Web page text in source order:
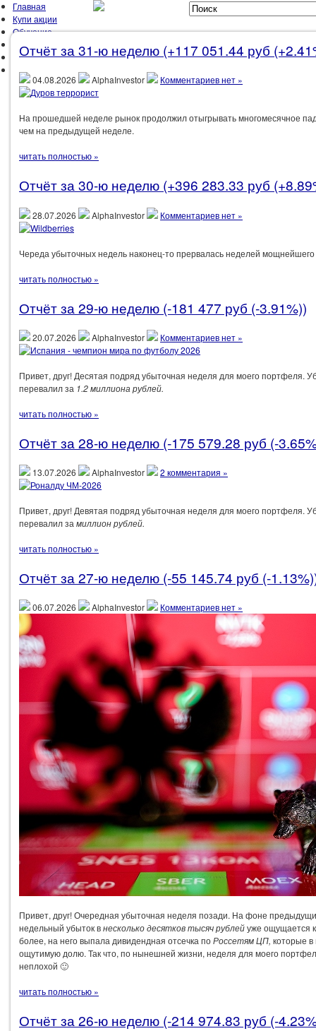
Главная
Купи акции
Обучение
Мой Портфель
Об Авторе
Контакты
ЗАРАБОТОК
Отчёт за 31-ю неделю (+117 051.44 руб
04.08.2026 AlphaInvestor Комментариев нет »
На прошедшей неделе рынок продолжил отыгрывать многомесячное
чем на предыдущей неделе.
читать полностью »
Отчёт за 30-ю неделю (+396 283.33 руб
28.07.2026 AlphaInvestor Комментариев нет »
Череда убыточных недель наконец-то прервалась неделей мощнейшего
читать полностью »
Отчёт за 29-ю неделю (-181 477 руб (-3.91%))
20.07.2026 AlphaInvestor Комментариев нет »
Привет, друг! Десятая подряд убыточная неделя для моего портфеля.
перевалил за 1.2 миллиона рублей.
читать полностью »
Отчёт за 28-ю неделю (-175 579.28 руб (-
13.07.2026 AlphaInvestor 2 комментария »
Привет, друг! Девятая подряд убыточная неделя для моего портфеля.
перевалил за миллион рублей.
читать полностью »
Отчёт за 27-ю неделю (-55 145.74 руб (-
06.07.2026 AlphaInvestor Комментариев нет »
Привет, друг! Очередная убыточная неделя позади. На фоне
недельный убыток внесколько десятков тысяч рублейуже ощущается
более, на него выпала дивидендная отсечка поРоссетям ЦП, которые
ощутимую долю. Так что, по нынешней жизни, неделя для моего
неплохой 🙂
читать полностью »
Отчёт за 26-ю неделю (-214 974.83 руб (-